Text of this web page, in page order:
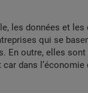
les données et
qui se
En outre, elles
car dans